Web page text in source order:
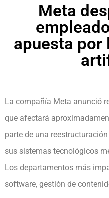
Meta
apuesta por
La compañía Meta anunció
que afectará
parte de una
sus sistemas tecnológicos
Los departamentos más
software, gestión de